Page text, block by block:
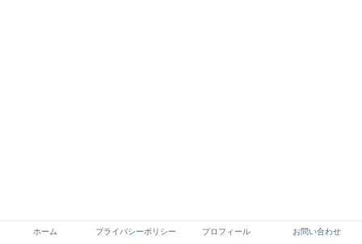
ホーム プライバシーポリシー プロフィール お問い合わせ